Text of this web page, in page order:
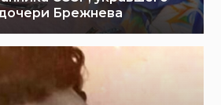
Брежнева